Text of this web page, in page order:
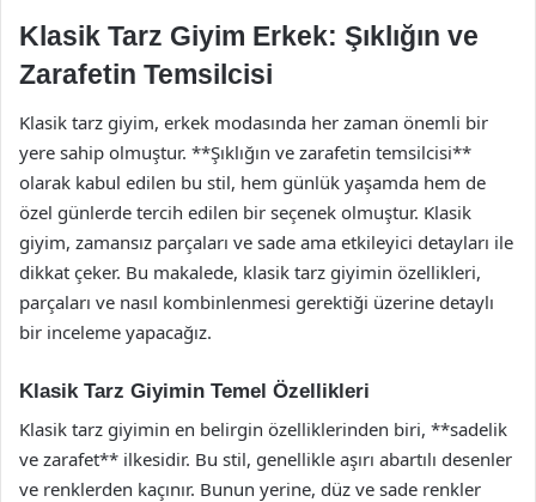
Klasik Tarz Giyim Erkek: Şıklığın ve
Zarafetin Temsilcisi
Klasik tarz giyim, erkek modasında her zaman önemli bir
yere sahip olmuştur. **Şıklığın ve zarafetin temsilcisi**
olarak kabul edilen bu stil, hem günlük yaşamda hem de
özel günlerde tercih edilen bir seçenek olmuştur. Klasik
giyim, zamansız parçaları ve sade ama etkileyici detayları ile
dikkat çeker. Bu makalede, klasik tarz giyimin özellikleri,
parçaları ve nasıl kombinlenmesi gerektiği üzerine detaylı
bir inceleme yapacağız.
Klasik Tarz Giyimin Temel Özellikleri
Klasik tarz giyimin en belirgin özelliklerinden biri, **sadelik
ve zarafet** ilkesidir. Bu stil, genellikle aşırı abartılı desenler
ve renklerden kaçınır. Bunun yerine, düz ve sade renkler